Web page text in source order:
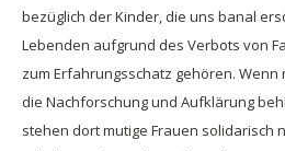
bezüglich der Kinder, die uns banal
Lebenden aufgrund des Verbots von
zum Erfahrungsschatz gehören.
die Nachforschung und Aufklärung
stehen dort mutige Frauen solidarisch